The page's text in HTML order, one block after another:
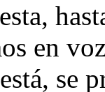
en
se